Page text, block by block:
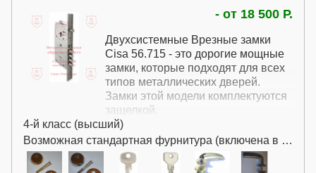
- от 18 500 Р.
Двухсистемные Врезные замки
Cisa 56.715 - это дорогие мощные
замки, которые подходят для всех
типов металлических дверей.
Замки этой модели комплектуются
защелкой.
В стандартную комплектацию
замка Cisa с защелкой 56.715
накладная броня, раздельная
ручка и декоративная накладка на
4-й класс (высший)
Возможная стандартная фурнитура (включена в цену):